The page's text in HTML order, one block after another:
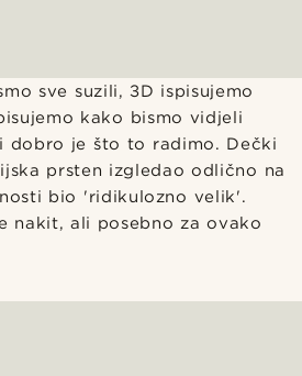
sve suzili, 3D ispisujemo
kako bismo vidjeli
dobro je što to radimo. Dečki
prsten izgledao odlično na
bio 'ridikulozno velik'.
nakit, ali posebno za ovako